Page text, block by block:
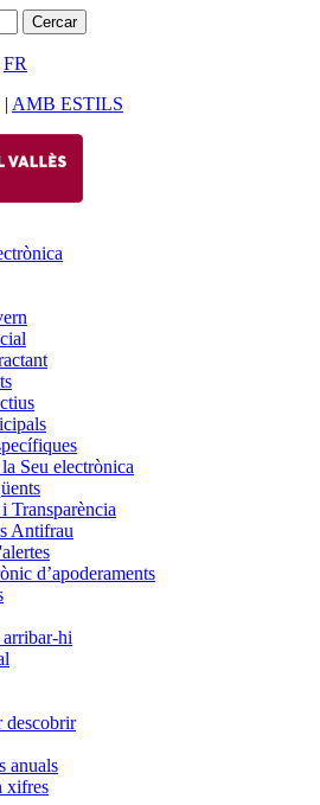
FR
| AMB ESTILS
Seu electrònica
Transparència
Antifrau
d’apoderaments
hi
descobrir
anuals
xifres